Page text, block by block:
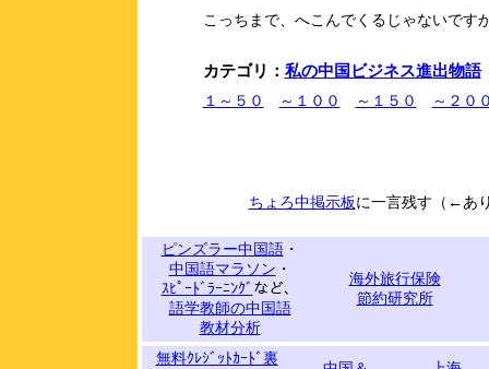
こっちまで、へこんでくるじゃないです
カテゴリ： 私の中国ビジネス進出物語
１～５０ ～１００ ～１５０ ～２０
ちょろ中掲示板 に一言残す（←あ
ピンズラー中国語・
中国語マラソン ・
ｽﾋﾟｰﾄﾞﾗｰﾆﾝｸﾞ など、
語学教師の中国語
教材分析
海外旅行保険
節約研究所
無料ｸﾚｼﾞｯﾄｶｰﾄﾞ裏